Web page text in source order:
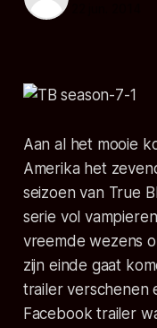
Aan al het mooie
Amerika het
seizoen van True
serie vol
vreemde wezens
zijn einde gaat
trailer verschenen
Facebook trailer